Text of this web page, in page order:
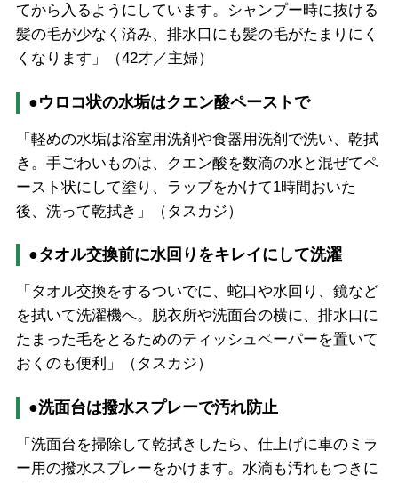
てから入るようにしています。シャンプー時に抜ける
髪の毛が少なく済み、排水口にも髪の毛がたまりにく
くなります」（42才／主婦）
●ウロコ状の水垢はクエン酸ペーストで
「軽めの水垢は浴室用洗剤や食器用洗剤で洗い、乾拭
き。手ごわいものは、クエン酸を数滴の水と混ぜてペ
ースト状にして塗り、ラップをかけて1時間おいた
後、洗って乾拭き」（タスカジ）
●タオル交換前に水回りをキレイにして洗濯
「タオル交換をするついでに、蛇口や水回り、鏡など
を拭いて洗濯機へ。脱衣所や洗面台の横に、排水口に
たまった毛をとるためのティッシュペーパーを置いて
おくのも便利」（タスカジ）
●洗面台は撥水スプレーで汚れ防止
「洗面台を掃除して乾拭きしたら、仕上げに車のミラ
ー用の撥水スプレーをかけます。水滴も汚れもつきに